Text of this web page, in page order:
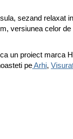
sezand relaxat
versiunea celor
un proiect marca
peArhi,